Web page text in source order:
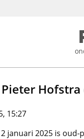
Hofstra
15:27
2 januari 2025 is